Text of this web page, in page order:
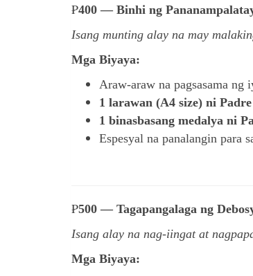
₱400 — Binhi ng
Isang munting alay na may
Mga Biyaya:
Araw-araw na pagsasama ng
1 larawan (A4 size) ni
1 binasbasang medalya ni
Espesyal na panalangin para
₱500 — Tagapangalaga ng
Isang alay na nag-iingat at
Mga Biyaya: